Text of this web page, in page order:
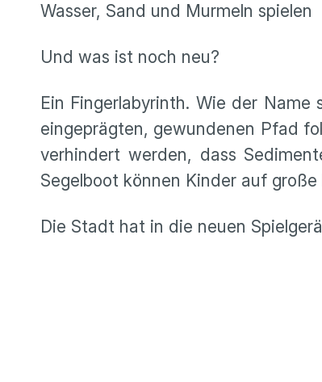
Wasser, Sand und Murmeln spielen
Und was ist noch neu?
Ein Fingerlabyrinth. Wie der
eingeprägten, gewundenen Pfad
verhindert werden, dass
Segelboot können Kinder auf
Die Stadt hat in die neuen